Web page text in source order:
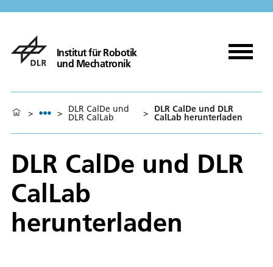
Institut für Robotik
und Mechatronik
> > DLR CalDe und
DLR CalLab > DLR CalDe und DLR
CalLab herunterladen
DLR CalDe und DLR
CalLab
herunterladen